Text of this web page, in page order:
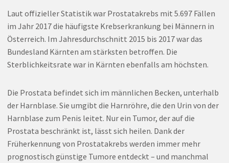
Laut offizieller Statistik war Prostatakrebs mit 5.697 Fällen
im Jahr 2017 die häufigste Krebserkrankung bei Männern in
Österreich. Im Jahresdurchschnitt 2015 bis 2017 war das
Bundesland Kärnten am stärksten betroffen. Die
Sterblichkeitsrate war in Kärnten ebenfalls am höchsten.
Die Prostata befindet sich im männlichen Becken, unterhalb
der Harnblase. Sie umgibt die Harnröhre, die den Urin von der
Harnblase zum Penis leitet. Nur ein Tumor, der auf die
Prostata beschränkt ist, lässt sich heilen. Dank der
Früherkennung von Prostatakrebs werden immer mehr
prognostisch günstige Tumore entdeckt – und manchmal